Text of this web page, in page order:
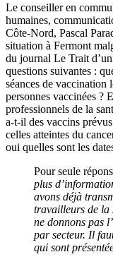
Le conseiller en
humaines,
Côte-Nord, Pascal
situation à Fermont
du journal Le Trait
questions suivantes :
séances de vaccination
personnes vaccinées ?
professionnels de la
a-t-il des vaccins
celles atteintes du
oui quelles sont les
Pour seule
plus
avons déjà
travailleurs de la
ne donnons pas
par secteur. Il
qui sont